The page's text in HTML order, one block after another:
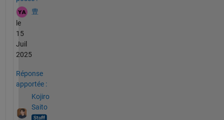
豊
le
15
Juil
2025
Réponse
apportée :
Kojiro
Saito